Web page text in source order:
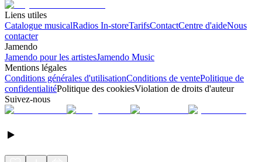
Liens utiles
Catalogue musicalRadios In-storeTarifsContactCentre d'aideNous
contacter
Jamendo
Jamendo pour les artistesJamendo Music
Mentions légales
Conditions générales d'utilisationConditions de ventePolitique de
confidentialitéPolitique des cookiesViolation de droits d'auteur
Suivez-nous